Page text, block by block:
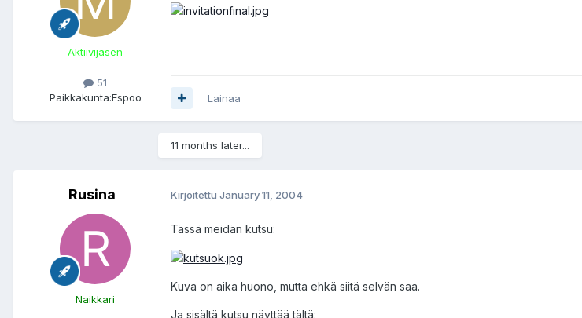
Aktiivijäsen
51
Paikkakunta:Espoo Lainaa
11 months later...
Rusina
Naikkari
Kirjoitettu January 11, 2004
Tässä meidän kutsu:
Kuva on aika huono, mutta ehkä siitä selvän saa.
Ja sisältä kutsu näyttää tältä: